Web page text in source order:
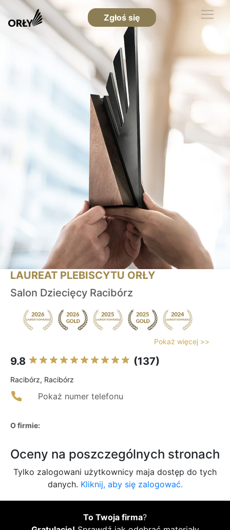
Zgłoś się
LAUREAT PLEBISCYTU ORŁY
Salon Dziecięcy Racibórz
Pokaż więcej >>
9.8 (137)
Racibórz, Racibórz
Pokaż numer telefonu
O firmie:
Oceny na poszczególnych stronach
Tylko zalogowani użytkownicy maja dostęp do tych
danych. Kliknij, aby się zalogować.
To Twoja firma?